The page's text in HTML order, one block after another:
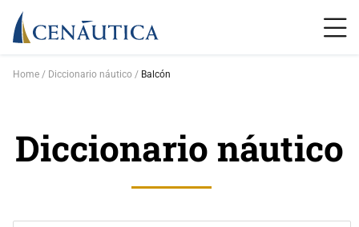
Home Diccionario náutico Balcón
Diccionario náutico